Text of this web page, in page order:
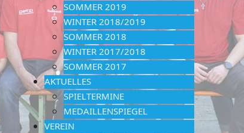
SOMMER 2019
WINTER 2018/2019
SOMMER 2018
WINTER 2017/2018
SOMMER 2017
AKTUELLES
SPIELTERMINE
MEDAILLENSPIEGEL
VEREIN